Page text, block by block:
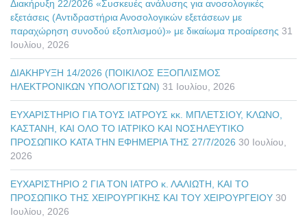
Διακήρυξη 22/2026 «Συσκευές ανάλυσης για ανοσολογικές
εξετάσεις (Αντιδραστήρια Ανοσολογικών εξετάσεων με
παραχώρηση συνοδού εξοπλισμού)» με δικαίωμα προαίρεσης 31
Ιουλίου, 2026
ΔΙΑΚΗΡΥΞΗ 14/2026 (ΠΟΙΚΙΛΟΣ ΕΞΟΠΛΙΣΜΟΣ
ΗΛΕΚΤΡΟΝΙΚΩΝ ΥΠΟΛΟΓΙΣΤΩΝ) 31 Ιουλίου, 2026
ΕΥΧΑΡΙΣΤΗΡΙΟ ΓΙΑ ΤΟΥΣ ΙΑΤΡΟΥΣ κκ. ΜΠΛΕΤΣΙΟΥ, ΚΛΩΝΟ,
ΚΑΣΤΑΝΗ, ΚΑΙ ΟΛΟ ΤΟ ΙΑΤΡΙΚΟ ΚΑΙ ΝΟΣΗΛΕΥΤΙΚΟ
ΠΡΟΣΩΠΙΚΟ ΚΑΤΑ ΤΗΝ ΕΦΗΜΕΡΙΑ ΤΗΣ 27/7/2026 30 Ιουλίου,
2026
ΕΥΧΑΡΙΣΤΗΡΙΟ 2 ΓΙΑ ΤΟΝ ΙΑΤΡΟ κ. ΛΑΛΙΩΤΗ, ΚΑΙ ΤΟ
ΠΡΟΣΩΠΙΚΟ ΤΗΣ ΧΕΙΡΟΥΡΓΙΚΗΣ ΚΑΙ ΤΟΥ ΧΕΙΡΟΥΡΓΕΙΟΥ 30
Ιουλίου, 2026